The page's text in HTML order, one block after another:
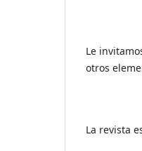
Le
otros
La revista